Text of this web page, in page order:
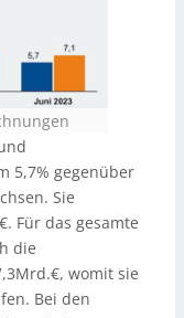
5,7% gegenüber
Sie
Für das gesamte
die
womit sie
Bei den